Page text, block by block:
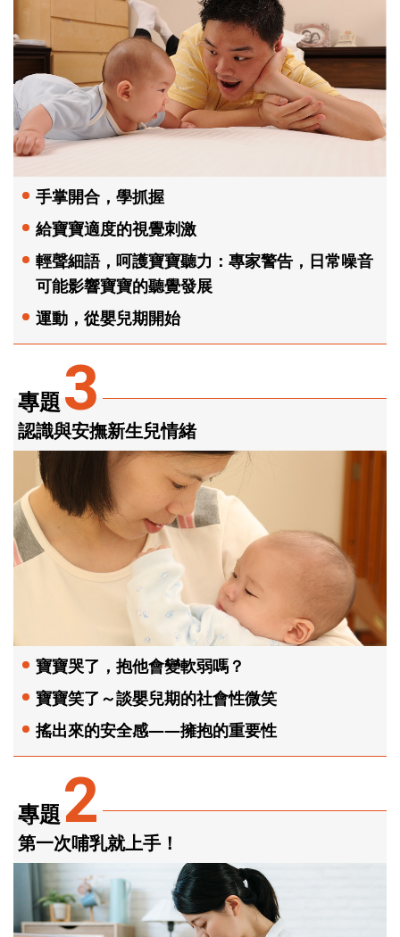
專題2
第一次哺乳就上手！
專題3
認識與安撫新生兒情緒
寶寶哭了，抱他會變軟弱嗎？
寶寶笑了～談嬰兒期的社會性微笑
搖出來的安全感——擁抱的重要性
手掌開合，學抓握
給寶寶適度的視覺刺激
輕聲細語，呵護寶寶聽力：專家警告，日常噪音
可能影響寶寶的聽覺發展
運動，從嬰兒期開始